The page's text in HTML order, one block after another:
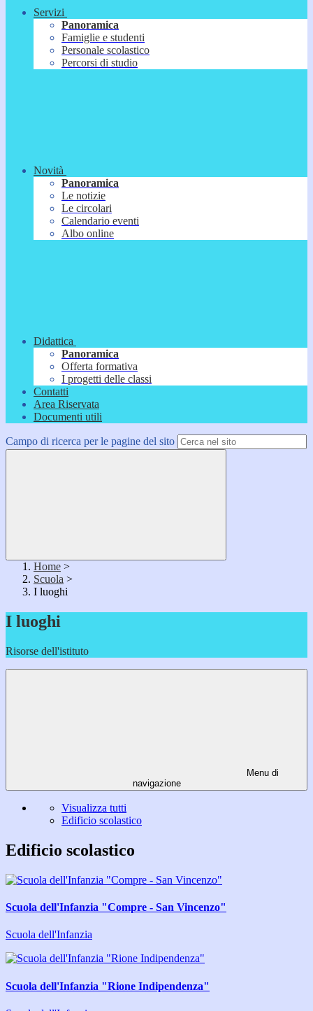
Servizi
Panoramica
Famiglie e studenti
Personale scolastico
Percorsi di studio
Novità
Panoramica
Le notizie
Le circolari
Calendario eventi
Albo online
Didattica
Panoramica
Offerta formativa
I progetti delle classi
Contatti
Area Riservata
Documenti utili
Campo di ricerca per le pagine del sito
Home >
Scuola >
I luoghi
I luoghi
Risorse dell'istituto
Menu di
navigazione
Visualizza tutti
Edificio scolastico
Edificio scolastico
Scuola dell'Infanzia "Compre - San Vincenzo"
Scuola dell'Infanzia
Scuola dell'Infanzia "Rione Indipendenza"